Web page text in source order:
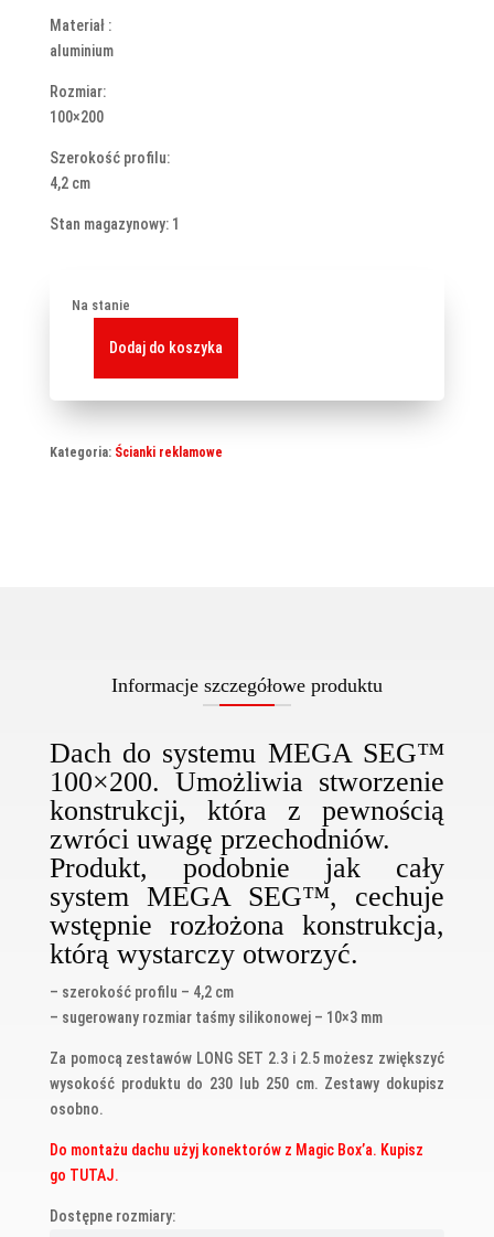
Materiał :
aluminium
Rozmiar:
100×200
Szerokość profilu:
4,2 cm
Stan magazynowy: 1
Na stanie
MEGA
Dodaj do koszyka
Kategoria: Ścianki reklamowe
Informacje szczegółowe produktu
Dach do systemu MEGA SEG™
100×200. Umożliwia stworzenie
konstrukcji, która z pewnością
zwróci uwagę przechodniów.
Produkt, podobnie jak cały
system MEGA SEG™, cechuje
wstępnie rozłożona konstrukcja,
którą wystarczy otworzyć.
– szerokość profilu – 4,2 cm
– sugerowany rozmiar taśmy silikonowej – 10×3 mm
Za pomocą zestawów LONG SET 2.3 i 2.5 możesz zwiększyć
wysokość produktu do 230 lub 250 cm. Zestawy dokupisz
osobno.
Do montażu dachu użyj konektorów z Magic Box’a. Kupisz
go TUTAJ.
Dostępne rozmiary: